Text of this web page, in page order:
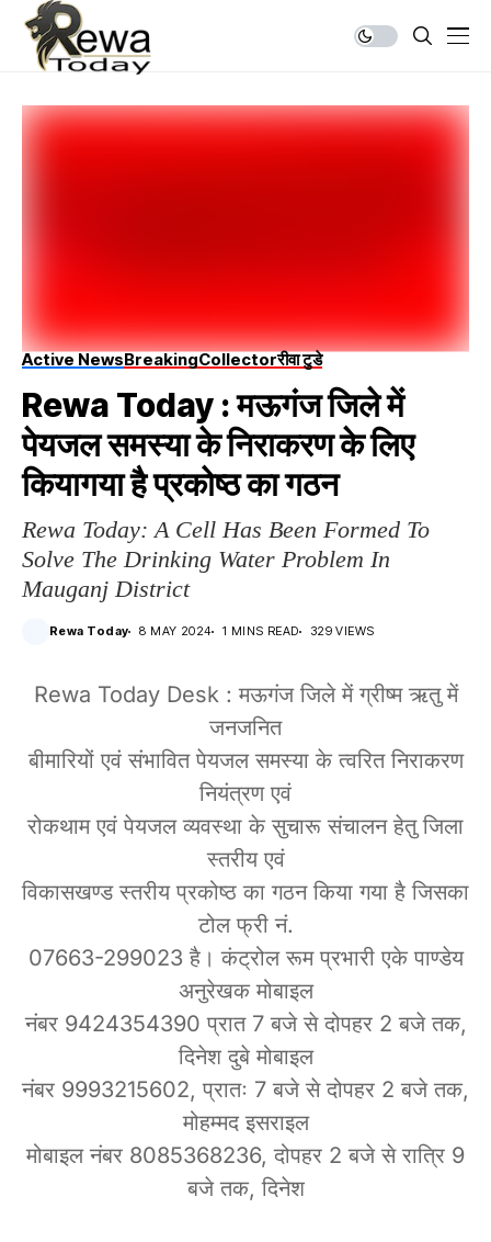
Active NewsBreakingCollectorरीवा टुडे
Rewa Today : मऊगंज जिले में
पेयजल समस्या के निराकरण के लिए
कियागया है प्रकोष्ठ का गठन
Rewa Today: A Cell Has Been Formed To
Solve The Drinking Water Problem In
Mauganj District
Rewa Today 8 MAY 2024 1 MINS READ 329 VIEWS
Rewa Today Desk : मऊगंज जिले में ग्रीष्म ऋतु में
जनजनित
बीमारियों एवं संभावित पेयजल समस्या के त्वरित निराकरण
नियंत्रण एवं
रोकथाम एवं पेयजल व्यवस्था के सुचारू संचालन हेतु जिला
स्तरीय एवं
विकासखण्ड स्तरीय प्रकोष्ठ का गठन किया गया है जिसका
टोल फ्री नं.
07663-299023 है। कंट्रोल रूम प्रभारी एके पाण्डेय
अनुरेखक मोबाइल
नंबर 9424354390 प्रात 7 बजे से दोपहर 2 बजे तक,
दिनेश दुबे मोबाइल
नंबर 9993215602, प्रातः 7 बजे से दोपहर 2 बजे तक,
मोहम्मद इसराइल
मोबाइल नंबर 8085368236, दोपहर 2 बजे से रात्रि 9
बजे तक, दिनेश